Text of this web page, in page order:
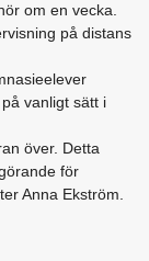
om en vecka.
på distans
vanligt sätt i
över. Detta
för
Anna Ekström.